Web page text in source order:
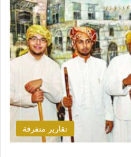
تقارير متفرقة